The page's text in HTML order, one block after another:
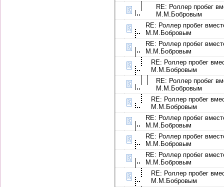
RE: Роллер пробег
М.М.Бобровым
RE: Роллер пробег
М.М.Бобровым
RE: Роллер пробег
М.М.Бобровым
RE: Роллер пробег
М.М.Бобровым
RE: Роллер пробег
М.М.Бобровым
RE: Роллер пробег
М.М.Бобровым
RE: Роллер пробег
М.М.Бобровым
RE: Роллер пробег
М.М.Бобровым
RE: Роллер пробег
М.М.Бобровым
RE: Роллер пробег
М.М.Бобровым